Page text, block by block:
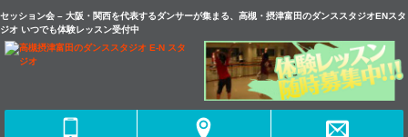
セッション会 – 大阪・関西を代表するダンサーが集まる、高槻・摂津富田のダンススタジオENスタ
ジオ いつでも体験レッスン受付中